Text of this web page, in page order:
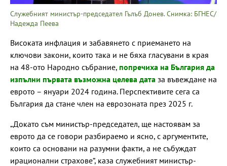
Служебният министър-председател Гълъб Донев. Снимка: БГНЕС/
Надежда Пеева
Високата инфлация и забавянето с приемането на
ключови закони, които така и не бяха гласувани в края
на 48-ото Народно събрание, попречиха на България да
изпълни първата възможна целева дата за въвеждане на
еврото – януари 2024 година. Перспективите сега са
България да стане член на еврозоната през 2025 г.
„Докато съм министър-председател, ще настоявам за
еврото да се говори разбираемо и ясно, с аргументите,
които са основани на разумни факти, а не събуждат
ирационални страхове“, каза служебният министър-